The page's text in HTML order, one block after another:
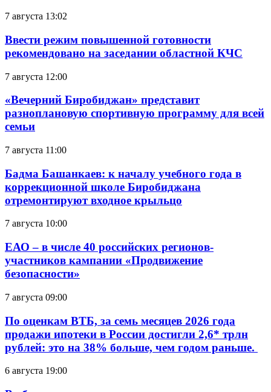
7 августа 13:02
Ввести режим повышенной готовности
рекомендовано на заседании областной КЧС
7 августа 12:00
«Вечерний Биробиджан» представит
разноплановую спортивную программу для всей
семьи
7 августа 11:00
Бадма Башанкаев: к началу учебного года в
коррекционной школе Биробиджана
отремонтируют входное крыльцо
7 августа 10:00
ЕАО – в числе 40 российских регионов-
участников кампании «Продвижение
безопасности»
7 августа 09:00
По оценкам ВТБ, за семь месяцев 2026 года
продажи ипотеки в России достигли 2,6* трлн
рублей: это на 38% больше, чем годом раньше.
6 августа 19:00